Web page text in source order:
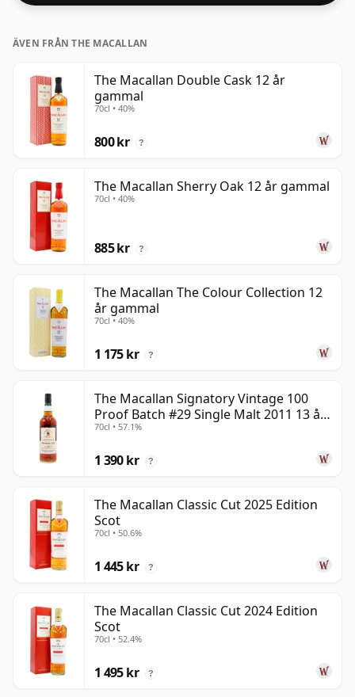
ÄVEN FRÅN THE MACALLAN
The Macallan Double Cask 12 år
gammal
70cl • 40%
800 kr ?
The Macallan Sherry Oak 12 år gammal
70cl • 40%
885 kr ?
The Macallan The Colour Collection 12
år gammal
70cl • 40%
1 175 kr ?
The Macallan Signatory Vintage 100
Proof Batch #29 Single Malt 2011 13 år
gammal
70cl • 57.1%
1 390 kr ?
The Macallan Classic Cut 2025 Edition
Scot
70cl • 50.6%
1 445 kr ?
The Macallan Classic Cut 2024 Edition
Scot
70cl • 52.4%
1 495 kr ?